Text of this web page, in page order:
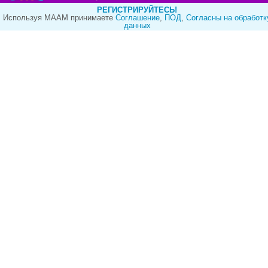
РЕГИСТРИРУЙТЕСЬ!
Используя МААМ принимаете Cоглашение, ПОД, Согласны на
данных